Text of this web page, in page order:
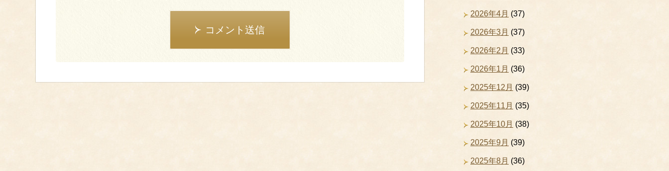
コメント送信
2026年4月 (37)
2026年3月 (37)
2026年2月 (33)
2026年1月 (36)
2025年12月 (39)
2025年11月 (35)
2025年10月 (38)
2025年9月 (39)
2025年8月 (36)